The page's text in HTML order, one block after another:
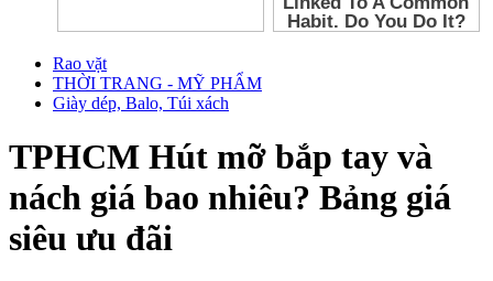
Rao vặt
THỜI TRANG - MỸ PHẨM
Giày dép, Balo, Túi xách
TPHCM Hút mỡ bắp tay và
nách giá bao nhiêu? Bảng giá
siêu ưu đãi